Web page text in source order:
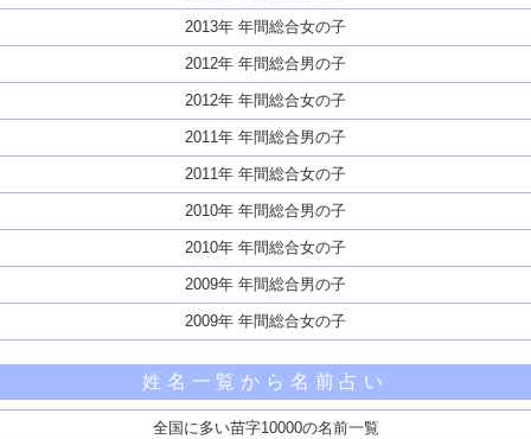
2013年 年間総合女の子
2012年 年間総合男の子
2012年 年間総合女の子
2011年 年間総合男の子
2011年 年間総合女の子
2010年 年間総合男の子
2010年 年間総合女の子
2009年 年間総合男の子
2009年 年間総合女の子
姓名一覧から名前占い
全国に多い苗字10000の名前一覧